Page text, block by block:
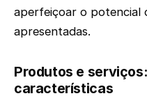
aperfeiçoar o potencial
apresentadas.
Produtos e
características